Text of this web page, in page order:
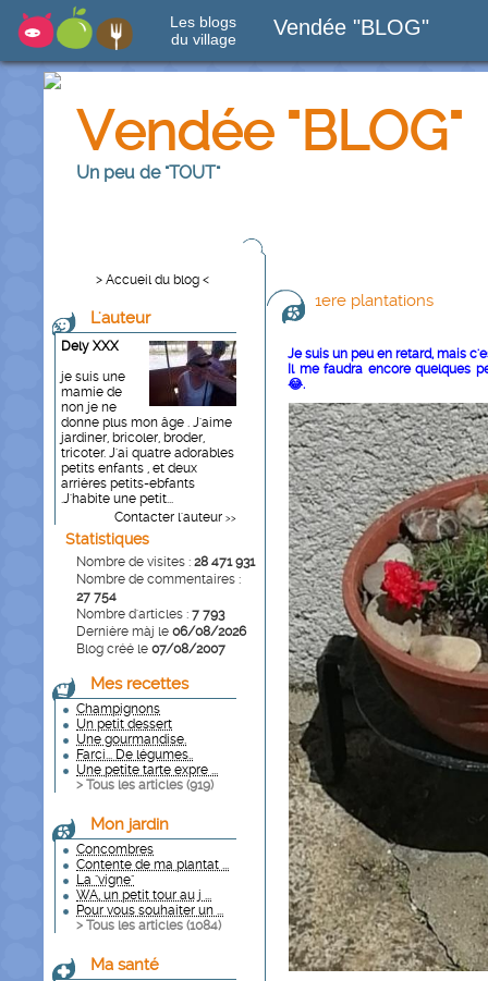
Les blogs
du village
Vendée "BLOG"
Vendée "BLOG"
Un peu de "TOUT"
> Accueil du blog <
L'auteur
Dely XXX
je suis une
mamie de
non je ne
donne plus mon âge . J'aime
jardiner, bricoler, broder,
tricoter. J'ai quatre adorables
petits enfants , et deux
arrières petits-ebfants
.J'habite une petit...
Contacter l'auteur >>
Statistiques
Nombre de visites : 28 471 931
Nombre de commentaires :
27 754
Nombre d'articles : 7 793
Dernière màj le 06/08/2026
Blog créé le 07/08/2007
Mes recettes
Champignons
Un petit dessert
Une gourmandise.
Farci... De légumes..
Une petite tarte expre ...
> Tous les articles (919)
Mon jardin
Concombres
Contente de ma plantat ...
La "vigne"
WA, un petit tour au j ...
Pour vous souhaiter un ...
> Tous les articles (1084)
Ma santé
1ere plantations
Je suis un peu en retard, mais
Il me faudra encore quelques
😂.